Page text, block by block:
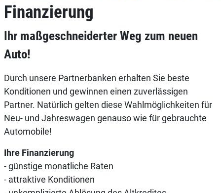
Finanzierung
Ihr maßgeschneiderter Weg zum neuen
Auto!
Durch unsere Partnerbanken erhalten Sie beste
Konditionen und gewinnen einen zuverlässigen
Partner. Natürlich gelten diese Wahlmöglichkeiten für
Neu- und Jahreswagen genauso wie für gebrauchte
Automobile!
Ihre Finanzierung
- günstige monatliche Raten
- attraktive Konditionen